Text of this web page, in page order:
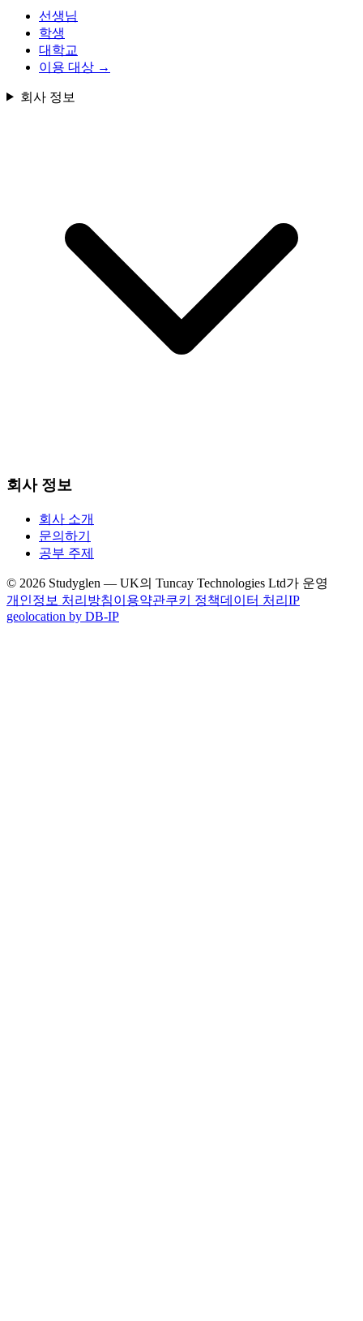
선생님
학생
대학교
이용 대상 →
회사 정보
회사 정보
회사 소개
문의하기
공부 주제
© 2026 Studyglen — UK의 Tuncay Technologies Ltd가 운영
개인정보 처리방침이용약관쿠키 정책데이터 처리 IP
geolocation by DB-IP